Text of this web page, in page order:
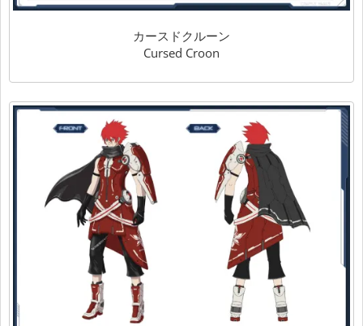
カースドクルーン
Cursed Croon